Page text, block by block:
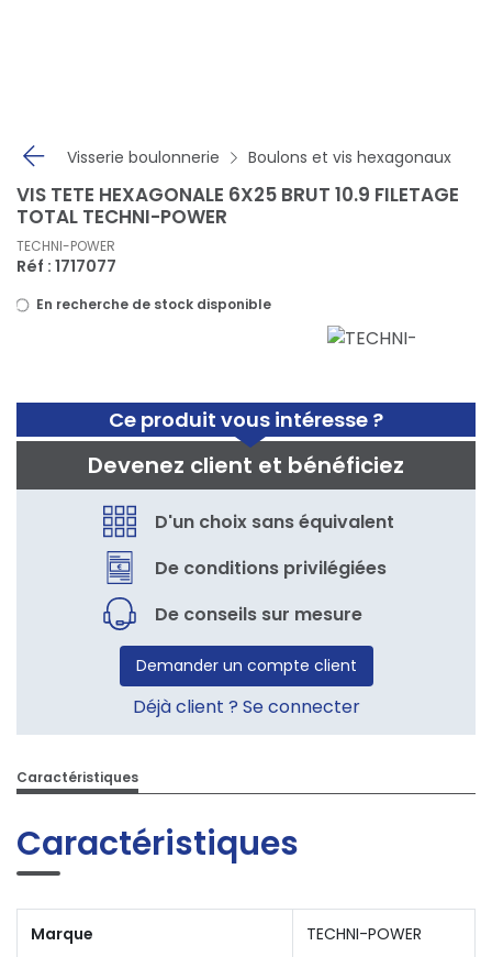
Visserie boulonnerie Boulons et vis hexagonaux
Ce produit vous intéresse ?
Devenez client et bénéficiez
D'un choix sans équivalent
De conditions privilégiées
De conseils sur mesure
Demander un compte client
Déjà client ? Se connecter
VIS TETE HEXAGONALE 6X25 BRUT 10.9 FILETAGE
TOTAL TECHNI-POWER
TECHNI-POWER
Réf : 1717077
En recherche de stock disponible
Caractéristiques
Caractéristiques
Marque TECHNI-POWER